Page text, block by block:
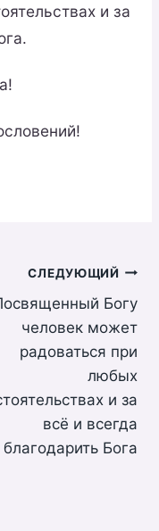
и за
СЛЕДУЮЩИЙ
Богу
человек может
радоваться при
любых
и за
всё и всегда
благодарить Бога